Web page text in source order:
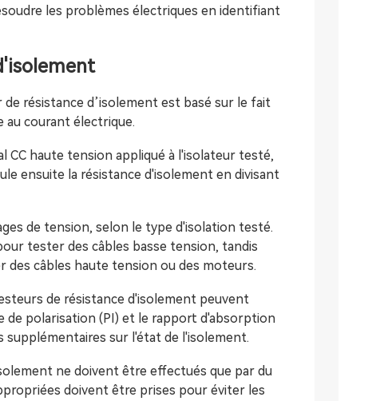
les problèmes électriques en identifiant
résistance d’isolement est basé sur le fait
au courant électrique.
CC haute tension appliqué à l'isolateur testé,
ensuite la résistance d'isolement en divisant
de tension, selon le type d'isolation testé.
tester des câbles basse tension, tandis
câbles haute tension ou des moteurs.
de résistance d'isolement peuvent
de polarisation (PI) et le rapport d'absorption
sur l'état de l'isolement.
ne doivent être effectués que par du
doivent être prises pour éviter les